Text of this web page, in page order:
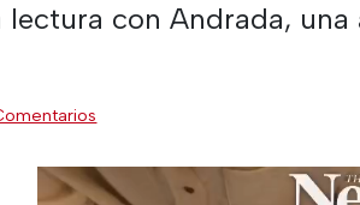
lectura con Andrada,